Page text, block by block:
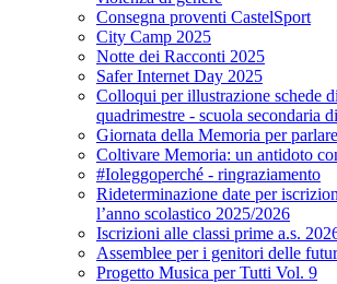
Consegna proventi CastelSport
City Camp 2025
Notte dei Racconti 2025
Safer Internet Day 2025
Colloqui per illustrazione schede
quadrimestre - scuola secondaria
Giornata della Memoria per
Coltivare Memoria: un antidoto
#Ioleggoperché - ringraziamento
Rideterminazione date per
l’anno scolastico 2025/2026
Iscrizioni alle classi prime a.s.
Assemblee per i genitori delle
Progetto Musica per Tutti Vol. 9